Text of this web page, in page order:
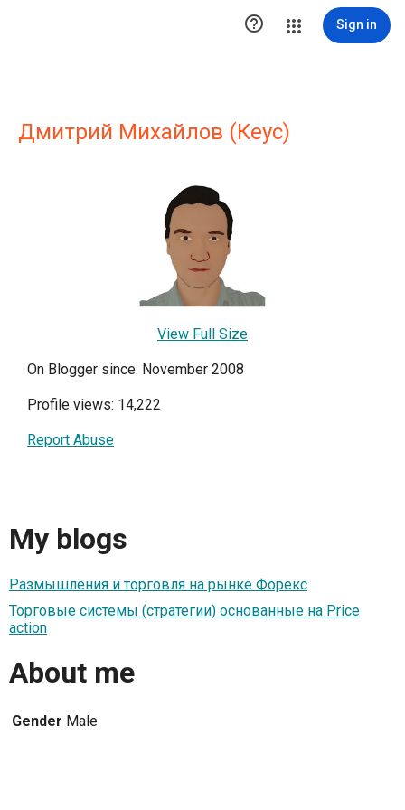
 Sign in
Дмитрий Михайлов (Кеус)
View Full Size
On Blogger since: November 2008
Profile views: 14,222
Report Abuse
My blogs
Размышления и торговля на рынке Форекс
Торговые системы (стратегии) основанные на Price
action
About me
Gender Male